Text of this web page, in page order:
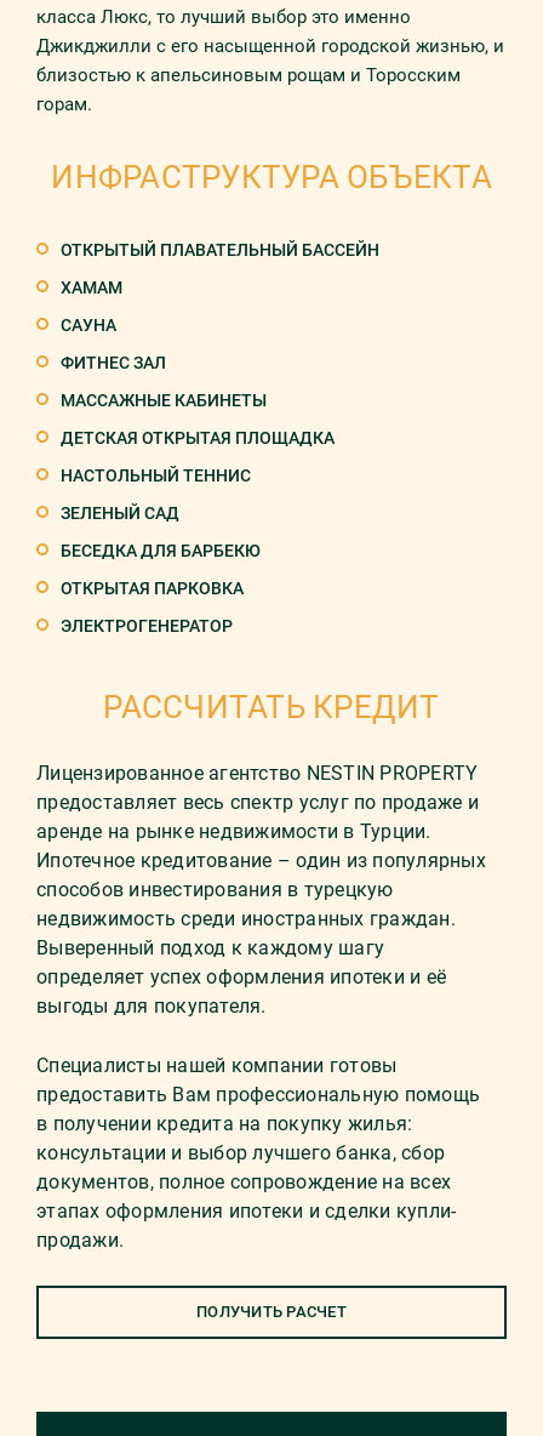
класса Люкс, то лучший выбор это именно
Джикджилли с его насыщенной городской жизнью, и
близостью к апельсиновым рощам и Торосским
горам.
ИНФРАСТРУКТУРА ОБЪЕКТА
ОТКРЫТЫЙ ПЛАВАТЕЛЬНЫЙ БАССЕЙН
ХАМАМ
САУНА
ФИТНЕС ЗАЛ
МАССАЖНЫЕ КАБИНЕТЫ
ДЕТСКАЯ ОТКРЫТАЯ ПЛОЩАДКА
НАСТОЛЬНЫЙ ТЕННИС
ЗЕЛЕНЫЙ САД
БЕСЕДКА ДЛЯ БАРБЕКЮ
ОТКРЫТАЯ ПАРКОВКА
ЭЛЕКТРОГЕНЕРАТОР
РАССЧИТАТЬ КРЕДИТ
Лицензированное агентство NESTIN PROPERTY
предоставляет весь спектр услуг по продаже и
аренде на рынке недвижимости в Турции.
Ипотечное кредитование – один из популярных
способов инвестирования в турецкую
недвижимость среди иностранных граждан.
Выверенный подход к каждому шагу
определяет успех оформления ипотеки и её
выгоды для покупателя.
Специалисты нашей компании готовы
предоставить Вам профессиональную помощь
в получении кредита на покупку жилья:
консультации и выбор лучшего банка, сбор
документов, полное сопровождение на всех
этапах оформления ипотеки и сделки купли-
продажи.
ПОЛУЧИТЬ РАСЧЕТ